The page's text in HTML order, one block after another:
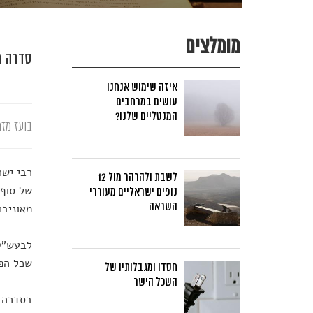
סדרה
בועז
רבי
שכל
מומלצים
איזה שימוש אנחנו
עושים במרחבים
המנטליים שלנו?
לשבת ולהרהר מול 12
נופים ישראליים מעוררי
השראה
חסדו ומגבלותיו של
השכל הישר